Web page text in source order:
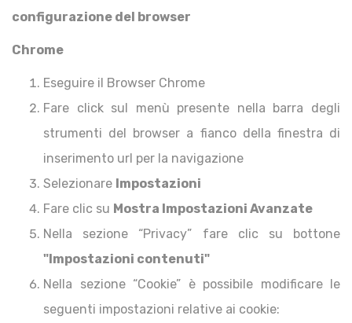
configurazione del browser
Chrome
Eseguire il Browser Chrome
Fare click sul menù presente nella barra degli
strumenti del browser a fianco della finestra di
inserimento url per la navigazione
Selezionare Impostazioni
Fare clic su Mostra Impostazioni Avanzate
Nella sezione “Privacy” fare clic su bottone
"Impostazioni contenuti"
Nella sezione “Cookie” è possibile modificare le
seguenti impostazioni relative ai cookie: